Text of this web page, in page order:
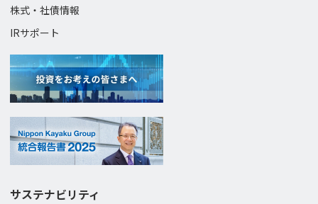
株式・社債情報
IRサポート
サステナビリティ